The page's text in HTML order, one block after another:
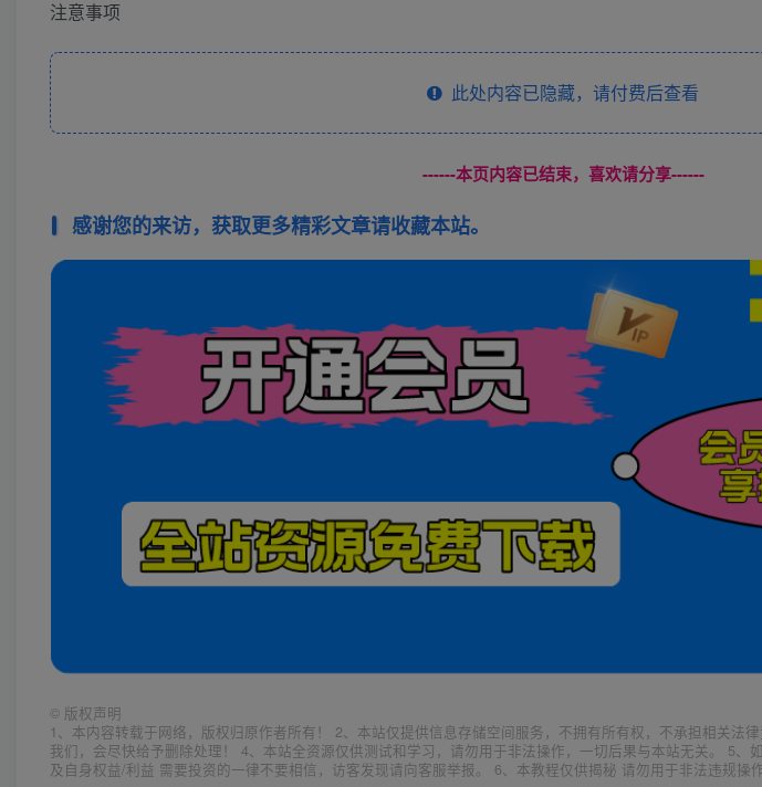
注意事项
此处内容已隐藏，请付费后查看
------本页内容已结束，喜欢请分享------
感谢您的来访，获取更多精彩文章请收藏本站。
© 版权声明
1、本内容转载于网络，版权归原作者所有！ 2、本站仅提供信息存储空间服务，不拥有所有权，不承担相关法
我们，会尽快给予删除处理！ 4、本站全资源仅供测试和学习，请勿用于非法操作，一切后果与本站无关。 5、
及自身权益/利益 需要投资的一律不要相信，访客发现请向客服举报。 6、本教程仅供揭秘 请勿用于非法违规操